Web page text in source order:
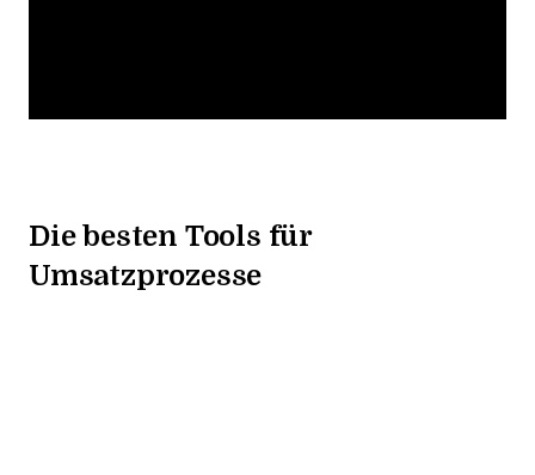
Die besten Tools für
Umsatzprozesse